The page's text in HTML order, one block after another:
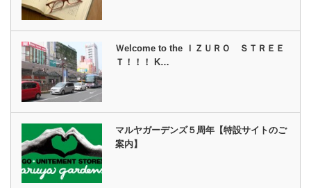
Ｗelcome to the ＩＺＵＲＯ ＳＴＲＥＥ
Ｔ！！！ K…
マルヤガーデンズ５周年【特設サイトのご
案内】